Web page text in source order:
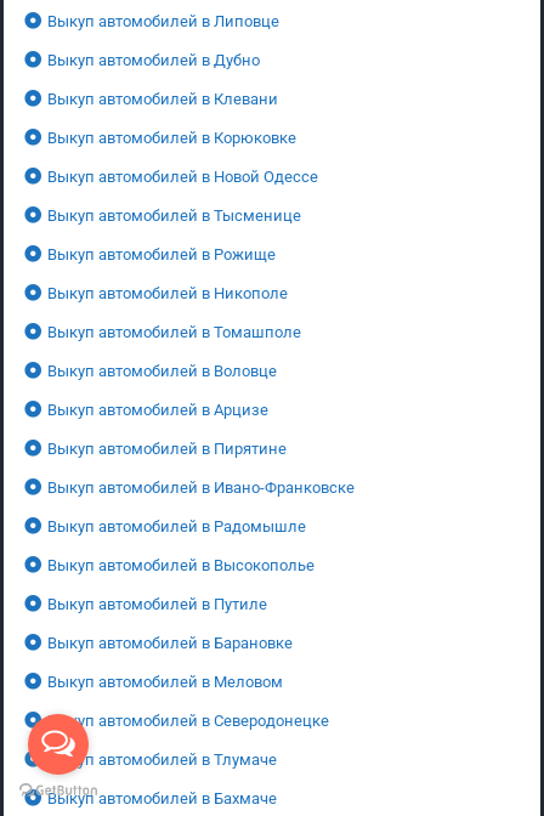
Выкуп автомобилей в Липовце
Выкуп автомобилей в Дубно
Выкуп автомобилей в Клевани
Выкуп автомобилей в Корюковке
Выкуп автомобилей в Новой Одессе
Выкуп автомобилей в Тысменице
Выкуп автомобилей в Рожище
Выкуп автомобилей в Никополе
Выкуп автомобилей в Томашполе
Выкуп автомобилей в Воловце
Выкуп автомобилей в Арцизе
Выкуп автомобилей в Пирятине
Выкуп автомобилей в Ивано-Франковске
Выкуп автомобилей в Радомышле
Выкуп автомобилей в Высокополье
Выкуп автомобилей в Путиле
Выкуп автомобилей в Барановке
Выкуп автомобилей в Меловом
Выкуп автомобилей в Северодонецке
Выкуп автомобилей в Тлумаче
Выкуп автомобилей в Бахмаче